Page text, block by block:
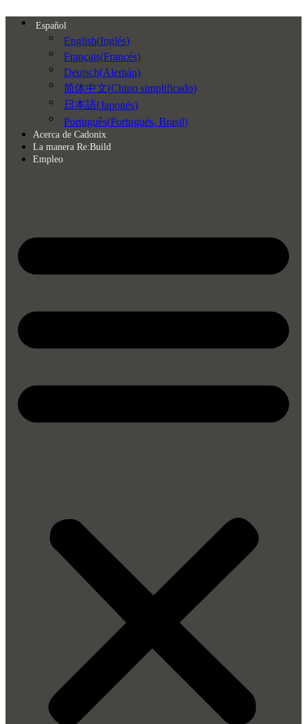
Español
English(Inglés)
Français(Francés)
Deutsch(Alemán)
简体中文(Chino simplificado)
日本語(Japonés)
Português(Portugués, Brasil)
Acerca de Cadonix
La manera Re:Build
Empleo